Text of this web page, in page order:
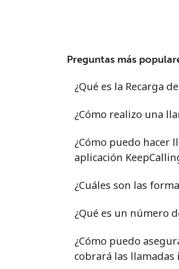
Preguntas más
¿Qué es la Recarga
¿Cómo realizo una
¿Cómo puedo hacer
aplicación
¿Cuáles son las
¿Qué es un número
¿Cómo puedo
cobrará las